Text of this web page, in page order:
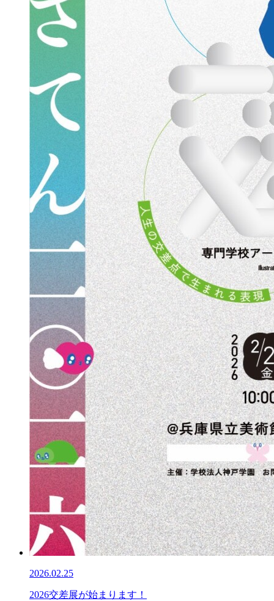
2026.02.25
2026交差展が始まります！